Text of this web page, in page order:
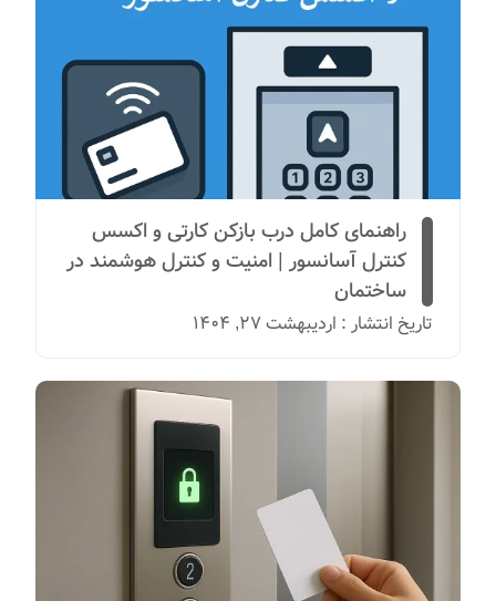
راهنمای کامل درب بازکن کارتی و اکسس
کنترل آسانسور | امنیت و کنترل هوشمند در
ساختمان
تاریخ انتشار : اردیبهشت 27, 1404